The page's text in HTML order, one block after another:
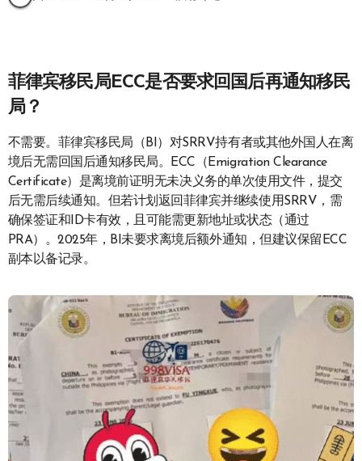
菲律宾移民局ECC是否要求回国后再通知移民
局？
不需要。菲律宾移民局（BI）对SRRV持有者或其他外国人在离
境后无需回国后通知移民局。ECC（Emigration Clearance
Certificate）是离境前证明无未决义务的单次使用文件，提交
后无需后续通知。但若计划返回菲律宾并继续使用SRRV，需
确保签证和ID卡有效，且可能需更新地址或状态（通过
PRA）。2025年，BI未要求离境后额外通知，但建议保留ECC
副本以备记录。